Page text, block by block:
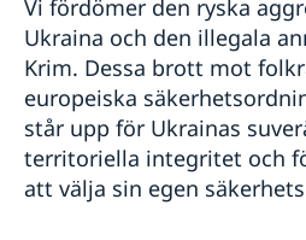
Vi fördömer den ryska
Ukraina och den illegala
Krim. Dessa brott mot
europeiska
står upp för Ukrainas
territoriella integritet och
att välja sin egen